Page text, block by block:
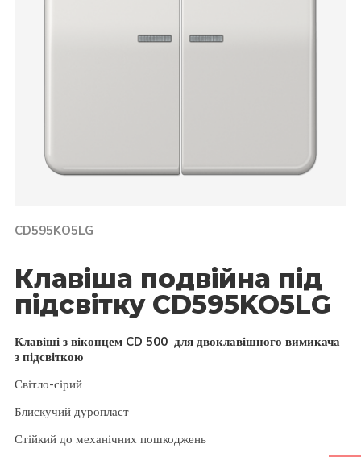
CD595KO5LG
Клавіша подвійна під
підсвітку CD595KO5LG
Клавіші з віконцем CD 500 для двоклавішного вимикача
з підсвіткою
Світло-сірий
Блискучий дуропласт
Стійкий до механічних пошкоджень